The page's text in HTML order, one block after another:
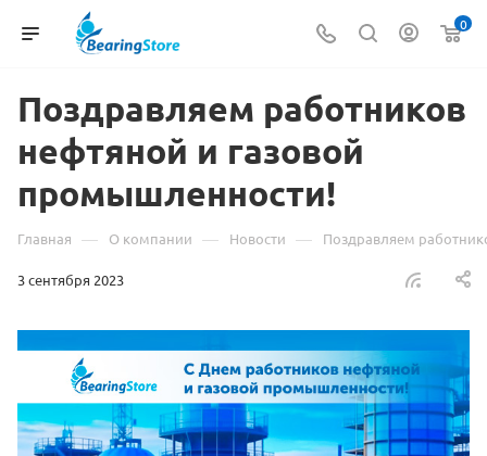
0
Поздравляем работников
нефтяной и газовой
промышленности!
Главная — О компании — Новости — Поздравляем
3 сентября 2023